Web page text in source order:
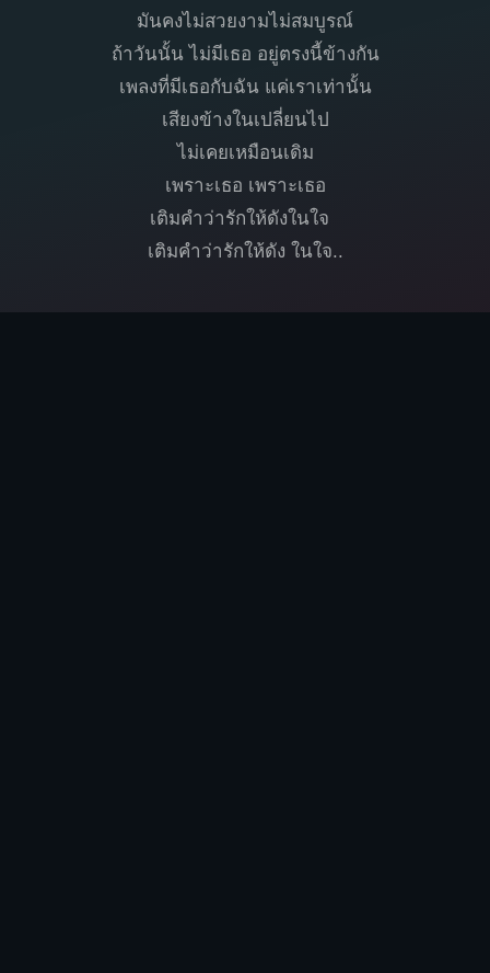
มันคงไม่สวยงามไม่สมบูรณ์
ถ้าวันนั้น ไม่มีเธอ อยู่ตรงนี้ข้างกัน
เพลงที่มีเธอกับฉัน แค่เราเท่านั้น
เสียงข้างในเปลี่ยนไป
ไม่เคยเหมือนเดิม
เพราะเธอ เพราะเธอ
เติมคำว่ารักให้ดังในใจ
เติมคำว่ารักให้ดัง ในใจ..